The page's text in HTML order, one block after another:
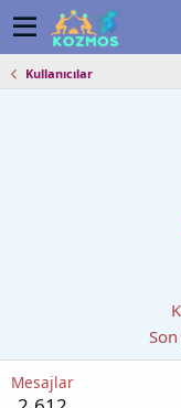
Kullanıcılar
Mesajlar